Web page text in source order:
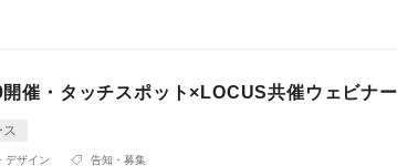
開催・タッチスポット×LOCUS共催ウェビナー
ス
デザイン 告知・募集